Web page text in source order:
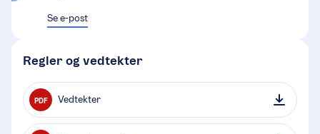
Se e-post
Regler og vedtekter
PDF Vedtekter